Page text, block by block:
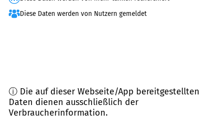
Diese Daten werden von Nutzern gemeldet
ⓘ Die auf dieser Webseite/App bereitgestellten
Daten dienen ausschließlich der
Verbraucherinformation.